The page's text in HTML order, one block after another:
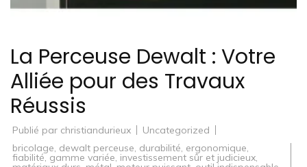
La Perceuse Dewalt : Votre
Alliée pour des Travaux
Réussis
Publié par christiandurieux
Uncategorized
bricolage, dewalt perceuse, durabilité, ergonomique,
fiabilité, gamme variée, investissement sûr et judicieux,